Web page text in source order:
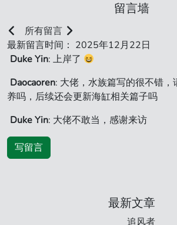
留言墙
所有留言
最新留言时间： 2025年12月22日
Duke Yin: 上岸了
Daocaoren: 大佬，水族篇写的很不错
养吗，后续还会更新海缸相关篇子吗
Duke Yin: 大佬不敢当，感谢来访
写留言
最新文章
追风者